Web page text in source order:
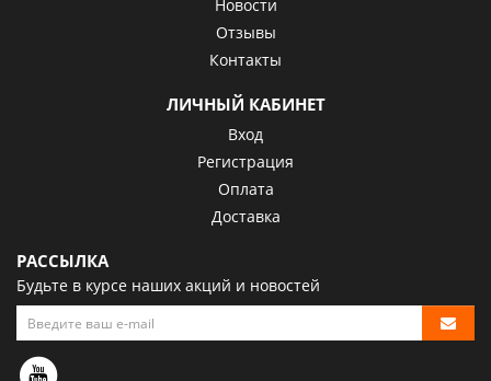
Новости
Отзывы
Контакты
ЛИЧНЫЙ КАБИНЕТ
Вход
Регистрация
Оплата
Доставка
РАССЫЛКА
Будьте в курсе наших акций и новостей